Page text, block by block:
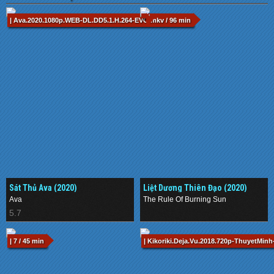
| Ava.2020.1080p.WEB-DL.DD5.1.H.264-EVO.mkv / 96 min
Sát Thủ Ava (2020)
Ava
5.7
Liệt Dương Thiên Đạo (2020)
The Rule Of Burning Sun
| 7 / 45 min | Kikoriki.Deja.Vu.2018.720p-